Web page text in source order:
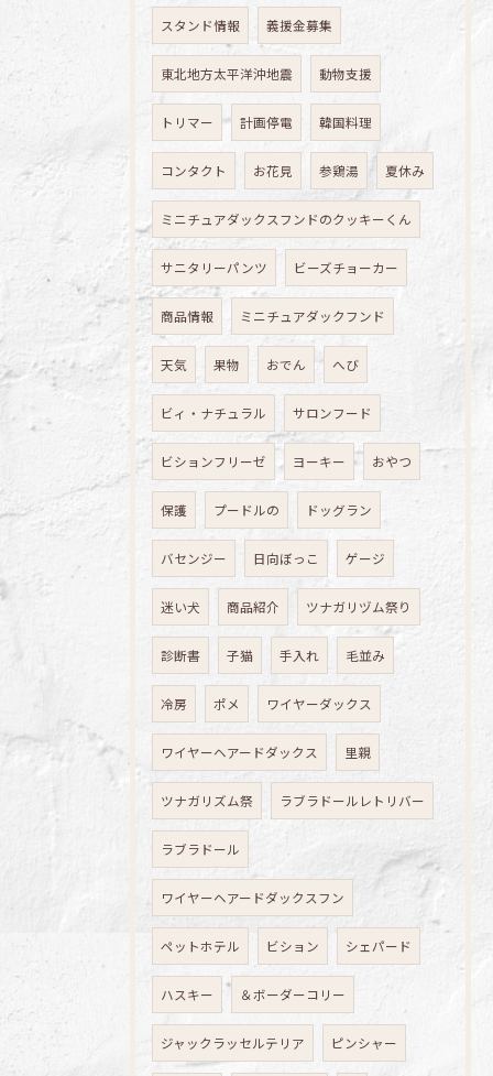
スタンド情報 義援金募集
東北地方太平洋沖地震 動物支援
トリマー 計画停電 韓国料理
コンタクト お花見 参鶏湯 夏休み
ミニチュアダックスフンドのクッキーくん
サニタリーパンツ ビーズチョーカー
商品情報 ミニチュアダックフンド
天気 果物 おでん へび
ビィ・ナチュラル サロンフード
ビションフリーゼ ヨーキー おやつ
保護 プードルの ドッグラン
バセンジー 日向ぼっこ ゲージ
迷い犬 商品紹介 ツナガリヅム祭り
診断書 子猫 手入れ 毛並み
冷房 ポメ ワイヤーダックス
ワイヤーヘアードダックス 里親
ツナガリズム祭 ラブラドールレトリバー
ラブラドール
ワイヤーヘアードダックスフン
ペットホテル ビション シェパード
ハスキー ＆ボーダーコリー
ジャックラッセルテリア ピンシャー